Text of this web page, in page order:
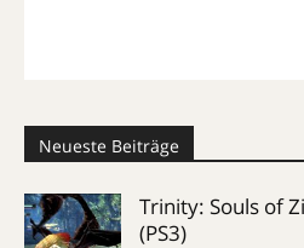
Neueste Beiträge
Trinity: Souls of
(PS3)